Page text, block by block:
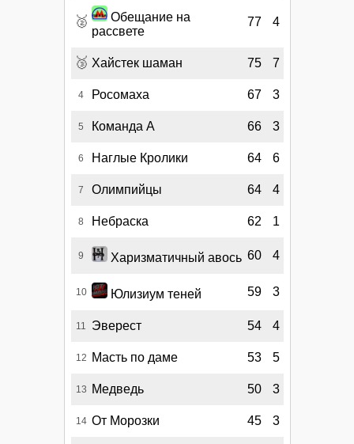
🥈
Обещание на
рассвете
77 4
🥉 Хайстек шаман 75 7
4 Росомаха 67 3
5 Команда А 66 3
6 Наглые Кролики 64 6
7 Олимпийцы 64 4
8 Небраска 62 1
9 Харизматичный авось 60 4
10 Юлизиум теней 59 3
11 Эверест 54 4
12 Масть по даме 53 5
13 Медведь 50 3
14 От Морозки 45 3